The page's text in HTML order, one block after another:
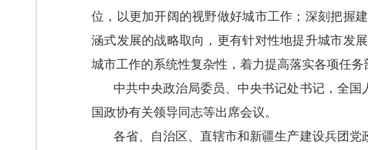
位，以更加开阔的视野做好城市工作；深刻把握
涵式发展的战略取向，更有针对性地提升城市发
城市工作的系统性复杂性，着力提高落实各项任务
中共中央政治局委员、中央书记处书记，全
国政协有关领导同志等出席会议。
各省、自治区、直辖市和新疆生产建设兵团